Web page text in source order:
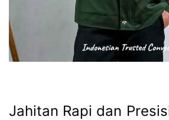
Jahitan Rapi dan